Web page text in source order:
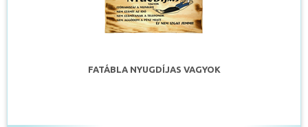
FATÁBLA NYUGDÍJAS VAGYOK